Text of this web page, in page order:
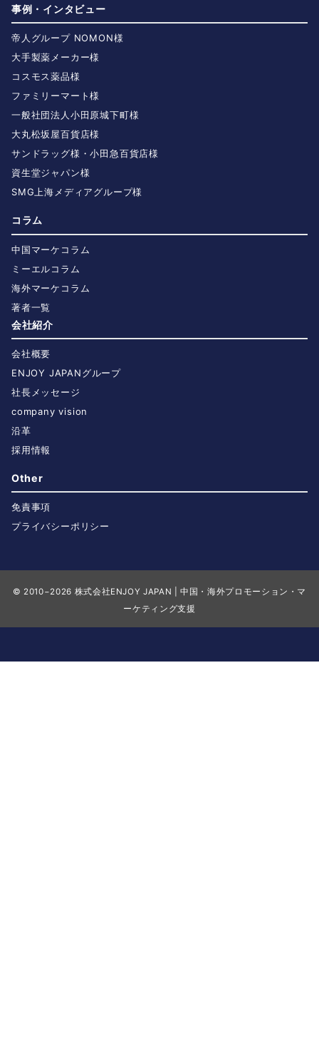
事例・インタビュー
帝人グループ NOMON様
大手製薬メーカー様
コスモス薬品様
ファミリーマート様
一般社団法人小田原城下町様
大丸松坂屋百貨店様
サンドラッグ様・小田急百貨店様
資生堂ジャパン様
SMG上海メディアグループ様
コラム
中国マーケコラム
ミーエルコラム
海外マーケコラム
著者一覧
会社紹介
会社概要
ENJOY JAPANグループ
社長メッセージ
company vision
沿革
採用情報
Other
免責事項
プライバシーポリシー
© 2010−2026 株式会社ENJOY JAPAN | 中国・海外プロモーション・マ
ーケティング支援